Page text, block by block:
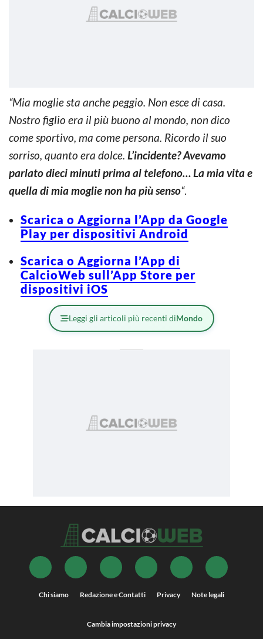
“Mia moglie sta anche peggio. Non esce di casa.
Nostro figlio era il più buono al mondo, non dico
come sportivo, ma come persona. Ricordo il suo
sorriso, quanto era dolce. L’incidente? Avevamo
parlato dieci minuti prima al telefono… La mia vita e
quella di mia moglie non ha più senso“.
Scarica o Aggiorna l’App da Google
Play per dispositivi Android
Scarica o Aggiorna l’App di
CalcioWeb sull’App Store per
dispositivi iOS
Leggi gli articoli più recenti diMondo
Chi siamo Redazione e Contatti Privacy Note legali
Cambia impostazioni privacy